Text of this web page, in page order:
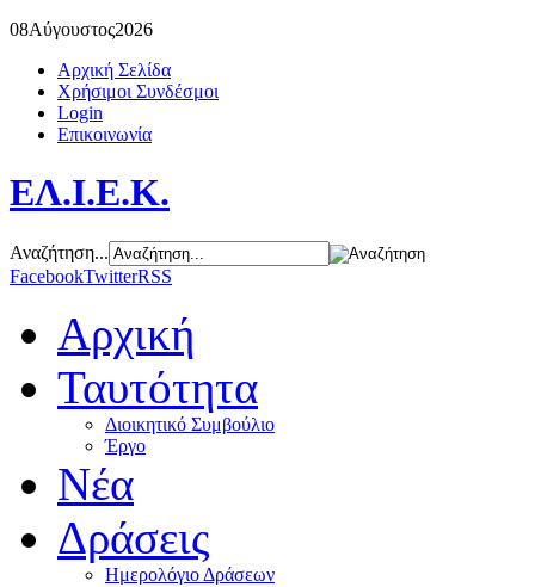
08Αύγουστος2026
Αρχική Σελίδα
Χρήσιμοι Συνδέσμοι
Login
Επικοινωνία
ΕΛ.Ι.Ε.Κ.
Αναζήτηση...
FacebookTwitterRSS
Αρχική
Ταυτότητα
Διοικητικό Συμβούλιο
Έργο
Νέα
Δράσεις
Ημερολόγιο Δράσεων